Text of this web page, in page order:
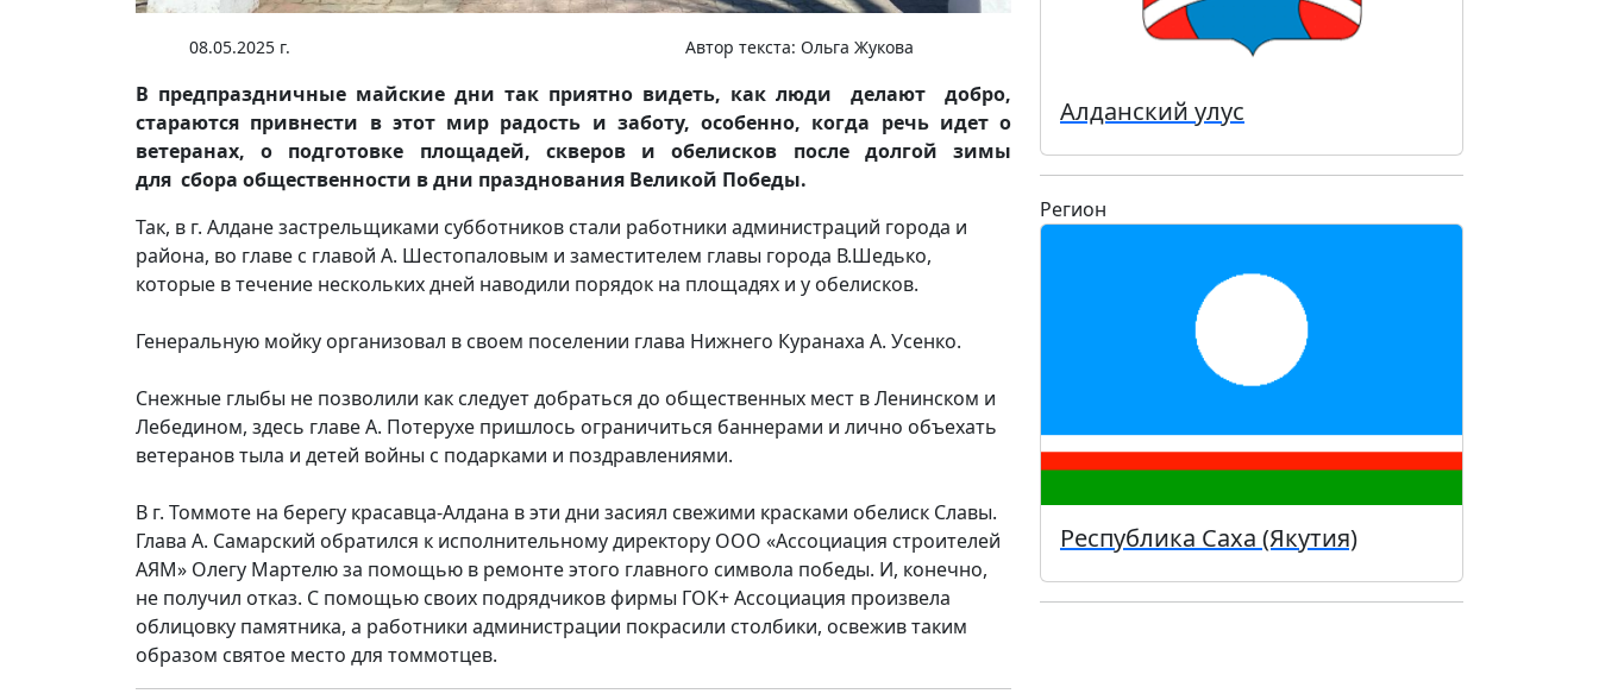
08.05.2025 г. Автор текста: Ольга Жукова
В предпраздничные майские дни так приятно видеть, как люди делают добро,
стараются привнести в этот мир радость и заботу, особенно, когда речь идет о
ветеранах, о подготовке площадей, скверов и обелисков после долгой зимы
для сбора общественности в дни празднования Великой Победы.
Так, в г. Алдане застрельщиками субботников стали работники администраций города и
района, во главе с главой А. Шестопаловым и заместителем главы города В.Шедько,
которые в течение нескольких дней наводили порядок на площадях и у обелисков.
Генеральную мойку организовал в своем поселении глава Нижнего Куранаха А. Усенко.
Снежные глыбы не позволили как следует добраться до общественных мест в Ленинском и
Лебедином, здесь главе А. Потерухе пришлось ограничиться баннерами и лично объехать
ветеранов тыла и детей войны с подарками и поздравлениями.
В г. Томмоте на берегу красавца-Алдана в эти дни засиял свежими красками обелиск Славы.
Глава А. Самарский обратился к исполнительному директору ООО «Ассоциация строителей
АЯМ» Олегу Мартелю за помощью в ремонте этого главного символа победы. И, конечно,
не получил отказ. С помощью своих подрядчиков фирмы ГОК+ Ассоциация произвела
облицовку памятника, а работники администрации покрасили столбики, освежив таким
образом святое место для томмотцев.
Алданский улус
Регион
Республика Саха (Якутия)